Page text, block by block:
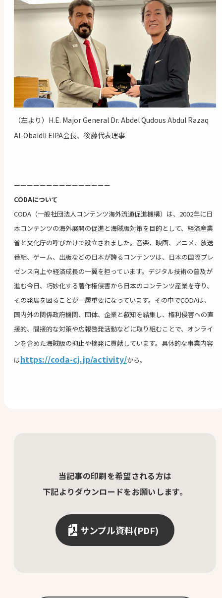
（左より）H.E. Major General Dr. Abdel Qudous Abdul Razaq
Al-Obaidli EIPA会長、後藤代表理事
ーーーーーーーーーーーーーーー
CODAについて
CODA（一般社団法人コンテンツ海外流通促進機構）は、2002年に日
本コンテンツの海外展開の促進と海賊版対策を目的として、経済産業
省と文化庁の呼びかけで設立されました。音楽、映画、アニメ、放送
番組、ゲーム、出版などの日本が誇るコンテンツは、日本の国際プレ
ゼンス向上や経済成長の一翼を担っています。デジタル技術の普及が
進む今日、巧妙化する著作権侵害から日本のコンテンツ産業を守り、
その発展を図ることが一層重要になっています。その中でCODAは、
国内外の関係政府機関、団体、企業と叡知を結集し、権利侵害への直
接的、間接的な対策や広報啓発活動などに取り組むことで、オンライ
ンを含めた海賊版の抑止や摘発に貢献しています。具体的な事業内容
はhttps://coda-cj.jp/activity/から。
当記事の印刷を希望される方は
下記よりダウンロードをお願いします。
サンプル資料(PDF)